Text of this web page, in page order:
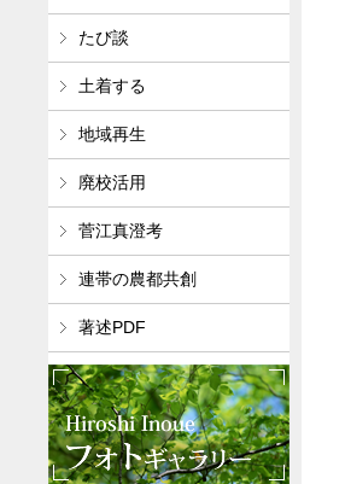
たび談
土着する
地域再生
廃校活用
菅江真澄考
連帯の農都共創
著述PDF